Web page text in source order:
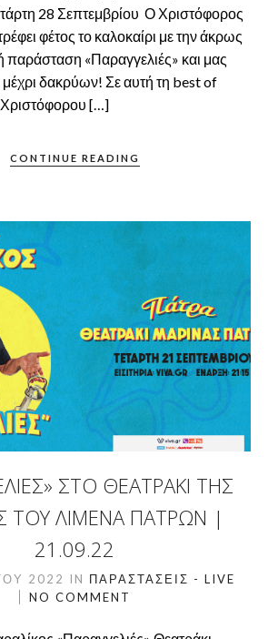
28 Σεπτεμβρίου Ο Χριστόφορος
φέτος το καλοκαίρι με την άκρως
παράσταση «Παραγγελιές» και μας
μέχρι δακρύων! Σε αυτή τη best of
[…]
CONTINUE READING
ΣΤΟ ΘΕΑΤΡΆΚΙ ΤΗΣ
ΤΟΥ ΛΙΜΈΝΑ ΠΑΤΡΏΝ |
21.09.22
2022 IN ΠΑΡΑΣΤΆΣΕΙΣ - LIVE
NO COMMENT